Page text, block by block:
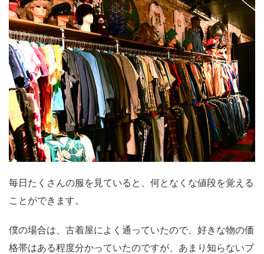
毎日たくさんの服を見ていると、何となくな値段を覚える
ことができます。
僕の場合は、古着屋によく通っていたので、好きな物の価
格帯はある程度分かっていたのですが、あまり知らないブ